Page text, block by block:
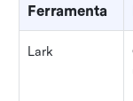
Ferramenta
Lark